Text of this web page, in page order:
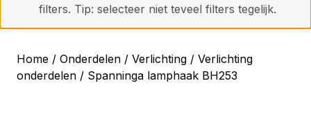
filters. Tip: selecteer niet teveel filters tegelijk.
Home / Onderdelen / Verlichting / Verlichting
onderdelen / Spanninga lamphaak BH253